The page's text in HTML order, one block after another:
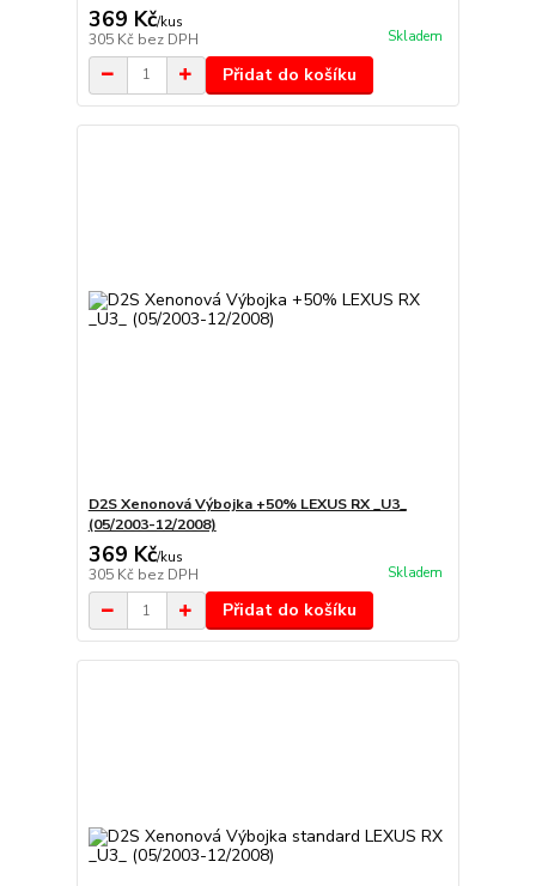
369 Kč/kus
305 Kč bez DPH Skladem
Přidat do košíku
D2S Xenonová Výbojka +50% LEXUS RX _U3_
(05/2003-12/2008)
369 Kč/kus
305 Kč bez DPH Skladem
Přidat do košíku